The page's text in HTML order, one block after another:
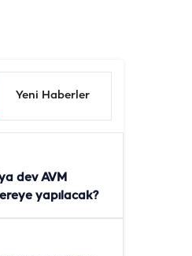
Yeni Haberler
dev AVM
yapılacak?